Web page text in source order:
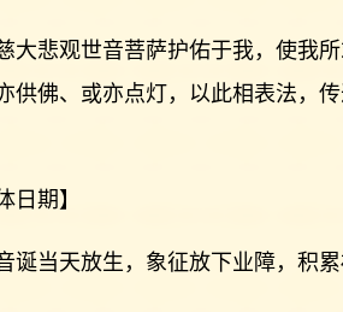
大悲观世音菩萨护佑于我，使我
供佛、或亦点灯，以此相表法，
日期】
诞当天放生，象征放下业障，积